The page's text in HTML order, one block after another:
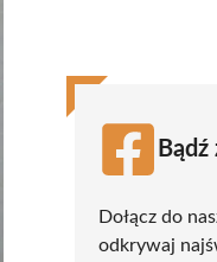
Dołącz do
odkrywaj